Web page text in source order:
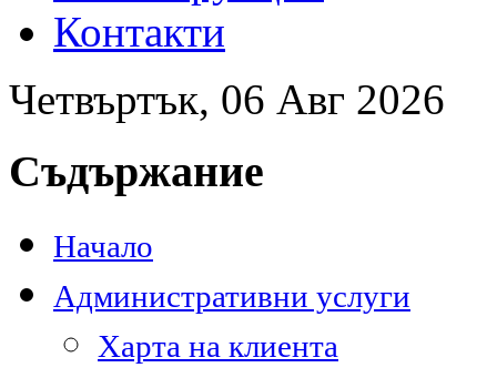
Контакти
Четвъртък, 06 Авг 2026
Съдържание
Начало
Административни услуги
Харта на клиента